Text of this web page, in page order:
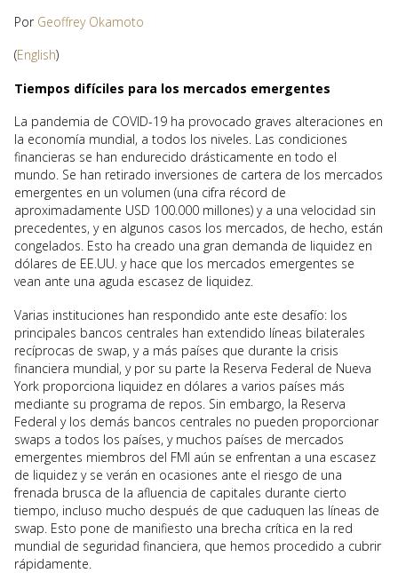
Por Geoffrey Okamoto
(English)
Tiempos difíciles para los mercados emergentes
La pandemia de COVID-19 ha provocado graves alteraciones en
la economía mundial, a todos los niveles. Las condiciones
financieras se han endurecido drásticamente en todo el
mundo. Se han retirado inversiones de cartera de los mercados
emergentes en un volumen (una cifra récord de
aproximadamente USD 100.000 millones) y a una velocidad sin
precedentes, y en algunos casos los mercados, de hecho, están
congelados. Esto ha creado una gran demanda de liquidez en
dólares de EE.UU. y hace que los mercados emergentes se
vean ante una aguda escasez de liquidez.
Varias instituciones han respondido ante este desafío: los
principales bancos centrales han extendido líneas bilaterales
recíprocas de swap, y a más países que durante la crisis
financiera mundial, y por su parte la Reserva Federal de Nueva
York proporciona liquidez en dólares a varios países más
mediante su programa de repos. Sin embargo, la Reserva
Federal y los demás bancos centrales no pueden proporcionar
swaps a todos los países, y muchos países de mercados
emergentes miembros del FMI aún se enfrentan a una escasez
de liquidez y se verán en ocasiones ante el riesgo de una
frenada brusca de la afluencia de capitales durante cierto
tiempo, incluso mucho después de que caduquen las líneas de
swap. Esto pone de manifiesto una brecha crítica en la red
mundial de seguridad financiera, que hemos procedido a cubrir
rápidamente.